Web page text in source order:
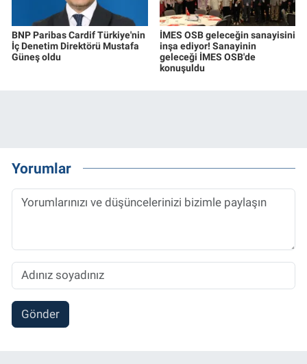
BNP Paribas Cardif Türkiye'nin
İç Denetim Direktörü Mustafa
Güneş oldu
İMES OSB geleceğin sanayisini
inşa ediyor! Sanayinin
geleceği İMES OSB'de
konuşuldu
Yorumlar
Gönder